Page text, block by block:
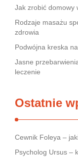
Jak zrobić domowy
Rodzaje masażu
zdrowia
Podwójna kreska
Jasne
leczenie
Ostatnie
Cewnik Foleya –
Psycholog Ursus –